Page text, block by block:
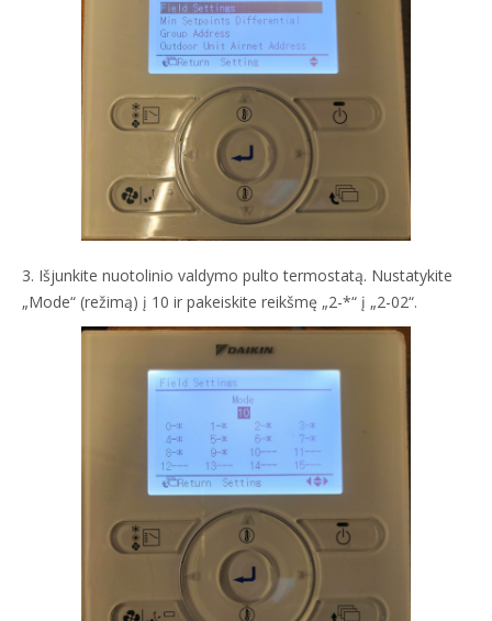
3. Išjunkite nuotolinio valdymo pulto termostatą. Nustatykite
„Mode“ (režimą) į 10 ir pakeiskite reikšmę „2-*“ į „2-02“.